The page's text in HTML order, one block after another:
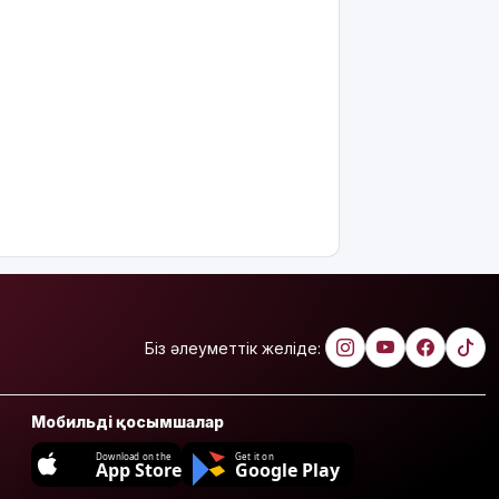
Біз әлеуметтік желіде:
Мобильді қосымшалар
Download on the
App Store
Get it on
Google Play